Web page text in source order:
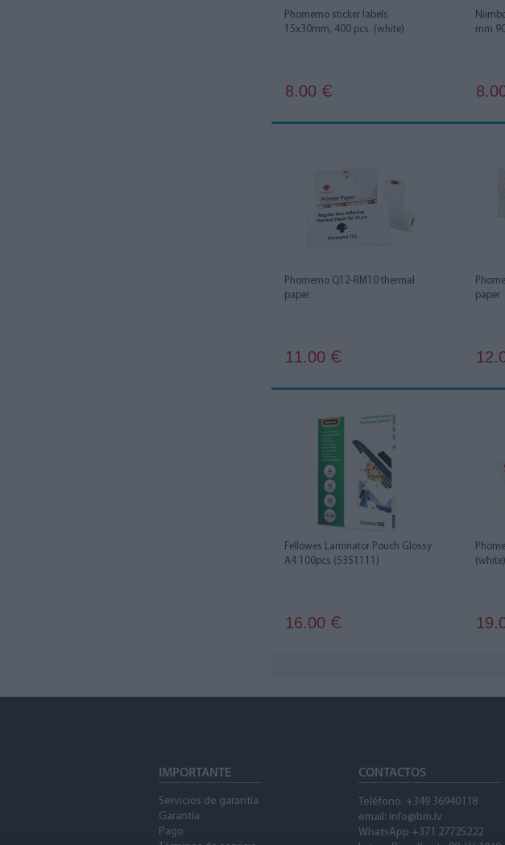
Phomemo sticker labels
15x30mm, 400 pcs. (white)
8.00 €
mm
Phomemo Q12-RM10 thermal
paper
11.00 €
paper
Fellowes Laminator Pouch Glossy
A4 100pcs (5351111)
16.00 €
(white)
IMPORTANTE
Servicios de garantía
Garantía
Pago
CONTACTOS
Teléfono. +349 36940118
email: info@bm.lv
WhatsApp +371 27725222